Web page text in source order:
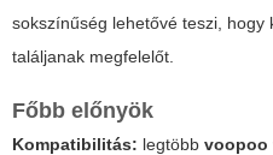
sokszínűség lehetővé teszi, hogy
találjanak megfelelőt.
Főbb előnyök
Kompatibilitás: legtöbb voopoo